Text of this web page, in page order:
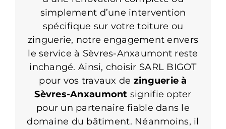
simplement d’une intervention
spécifique sur votre toiture ou
zinguerie, notre engagement envers
le service à Sèvres-Anxaumont reste
inchangé. Ainsi, choisir SARL BIGOT
pour vos travaux de zinguerie à
Sèvres-Anxaumont signifie opter
pour un partenaire fiable dans le
domaine du bâtiment. Néanmoins, il